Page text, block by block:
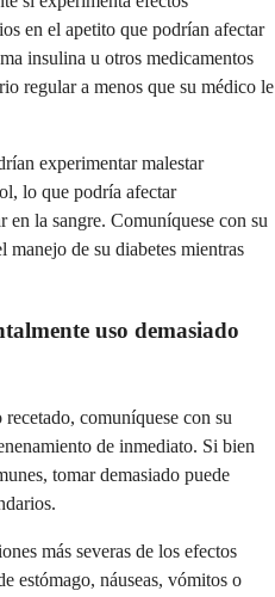
en el apetito que podrían afectar
insulina u otros medicamentos
regular a menos que su médico le
experimentar malestar
lo que podría afectar
la sangre. Comuníquese con su
manejo de su diabetes mientras
uso demasiado
comuníquese con su
de inmediato. Si bien
tomar demasiado puede
más severas de los efectos
estómago, náuseas, vómitos o